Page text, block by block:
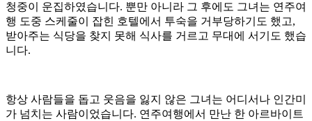
청중이 운집하였습니다. 뿐만 아니라 그 후에도 그녀는 연주여
행 도중 스케줄이 잡힌 호텔에서 투숙을 거부당하기도 했고,
받아주는 식당을 찾지 못해 식사를 거르고 무대에 서기도 했습
니다.
항상 사람들을 돕고 웃음을 잃지 않은 그녀는 어디서나 인간미
가 넘치는 사람이었습니다. 연주여행에서 만난 한 아르바이트